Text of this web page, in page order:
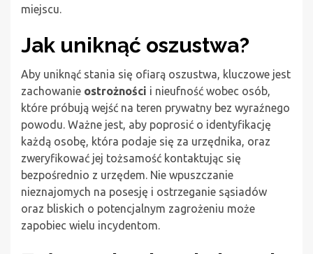
miejscu.
Jak uniknąć oszustwa?
Aby uniknąć stania się ofiarą oszustwa, kluczowe jest
zachowanie ostrożności i nieufność wobec osób,
które próbują wejść na teren prywatny bez wyraźnego
powodu. Ważne jest, aby poprosić o identyfikację
każdą osobę, która podaje się za urzędnika, oraz
zweryfikować jej tożsamość kontaktując się
bezpośrednio z urzędem. Nie wpuszczanie
nieznajomych na posesję i ostrzeganie sąsiadów
oraz bliskich o potencjalnym zagrożeniu może
zapobiec wielu incydentom.